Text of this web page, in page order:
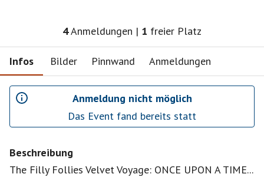
4Anmeldungen | 1 freier Platz
Infos Bilder Pinnwand Anmeldungen
Anmeldung nicht möglich
Das Event fand bereits statt
Beschreibung
The Filly Follies Velvet Voyage: ONCE UPON A TIME...